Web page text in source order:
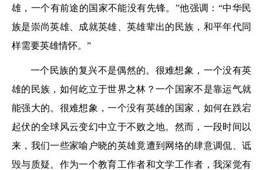
雄，一个有前途的国家不能没有先锋。”他强调：“中华民
族是崇尚英雄、成就英雄、英雄辈出的民族，和平年代同
样需要英雄情怀。”
一个民族的复兴不是偶然的。很难想象，一个没有英
雄的民族，如何屹立于世界之林？一个国家不是靠运气就
能强大的。很难想象，一个没有英雄的国家，如何在跌宕
起伏的全球风云变幻中立于不败之地。然而，一段时间以
来，我们一些家喻户晓的英雄竟遭到网络的肆意调侃、诋
毁与质疑。作为一个教育工作者和文学工作者，我深觉有